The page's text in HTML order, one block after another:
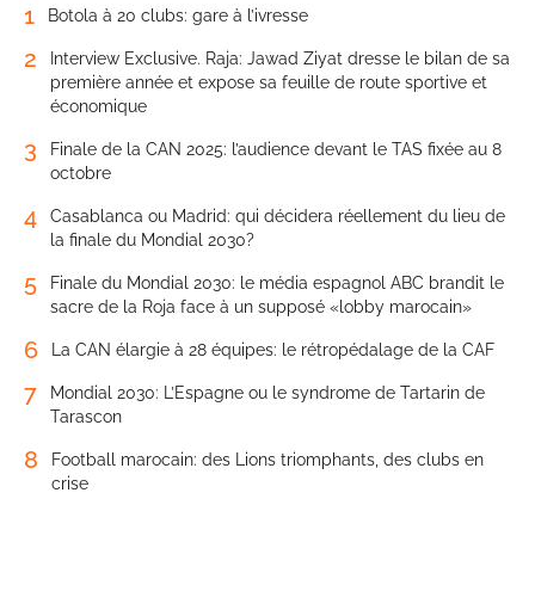
1 Botola à 20 clubs: gare à l’ivresse
2
Interview Exclusive. Raja: Jawad Ziyat dresse le bilan de sa
première année et expose sa feuille de route sportive et
économique
3
Finale de la CAN 2025: l’audience devant le TAS fixée au 8
octobre
4
Casablanca ou Madrid: qui décidera réellement du lieu de
la finale du Mondial 2030?
5
Finale du Mondial 2030: le média espagnol ABC brandit le
sacre de la Roja face à un supposé «lobby marocain»
6 La CAN élargie à 28 équipes: le rétropédalage de la CAF
7
Mondial 2030: L’Espagne ou le syndrome de Tartarin de
Tarascon
8
Football marocain: des Lions triomphants, des clubs en
crise